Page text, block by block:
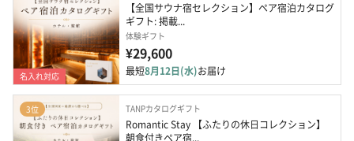
名入れ対応
【全国サウナ宿セレクション】ペア宿泊カタログ
ギフト: 掲載...
体験ギフト
¥29,600
最短8月12日(水)お届け
3位 TANPカタログギフト
Romantic Stay 【ふたりの休日コレクション】
朝食付きペア宿...